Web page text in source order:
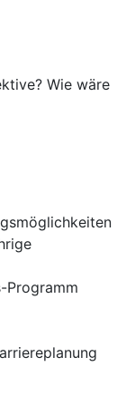
Wie wäre
Programm